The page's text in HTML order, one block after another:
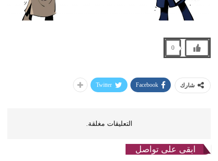
0
شارك Facebook
Twitter
التعليقات مغلقة.
ابقى على تواصل